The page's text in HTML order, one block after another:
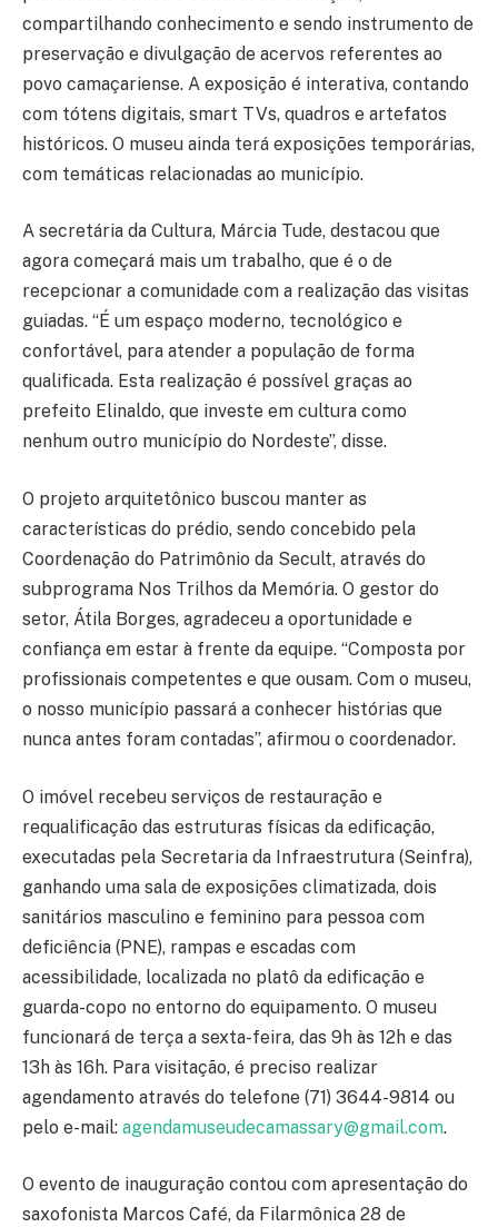
compartilhando conhecimento e sendo instrumento de
preservação e divulgação de acervos referentes ao
povo camaçariense. A exposição é interativa, contando
com tótens digitais, smart TVs, quadros e artefatos
históricos. O museu ainda terá exposições temporárias,
com temáticas relacionadas ao município.
A secretária da Cultura, Márcia Tude, destacou que
agora começará mais um trabalho, que é o de
recepcionar a comunidade com a realização das visitas
guiadas. “É um espaço moderno, tecnológico e
confortável, para atender a população de forma
qualificada. Esta realização é possível graças ao
prefeito Elinaldo, que investe em cultura como
nenhum outro município do Nordeste”, disse.
O projeto arquitetônico buscou manter as
características do prédio, sendo concebido pela
Coordenação do Patrimônio da Secult, através do
subprograma Nos Trilhos da Memória. O gestor do
setor, Átila Borges, agradeceu a oportunidade e
confiança em estar à frente da equipe. “Composta por
profissionais competentes e que ousam. Com o museu,
o nosso município passará a conhecer histórias que
nunca antes foram contadas”, afirmou o coordenador.
O imóvel recebeu serviços de restauração e
requalificação das estruturas físicas da edificação,
executadas pela Secretaria da Infraestrutura (Seinfra),
ganhando uma sala de exposições climatizada, dois
sanitários masculino e feminino para pessoa com
deficiência (PNE), rampas e escadas com
acessibilidade, localizada no platô da edificação e
guarda-copo no entorno do equipamento. O museu
funcionará de terça a sexta-feira, das 9h às 12h e das
13h às 16h. Para visitação, é preciso realizar
agendamento através do telefone (71) 3644-9814 ou
pelo e-mail: agendamuseudecamassary@gmail.com.
O evento de inauguração contou com apresentação do
saxofonista Marcos Café, da Filarmônica 28 de